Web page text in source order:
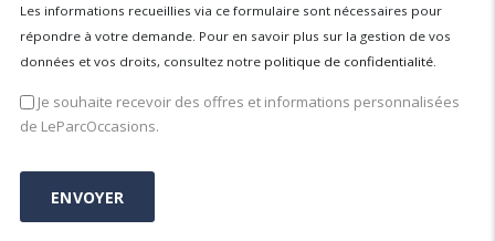
Les informations recueillies via ce formulaire sont nécessaires pour
répondre à votre demande. Pour en savoir plus sur la gestion de vos
données et vos droits, consultez notre politique de confidentialité
Je souhaite recevoir des offres et informations personnalisées
de LeParcOccasions.